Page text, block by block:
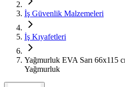
İş Güvenlik Malzemeleri
İş Kıyafetleri
Yağmurluk EVA Sarı 66x115
Yağmurluk